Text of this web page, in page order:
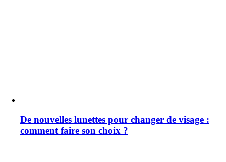
De nouvelles lunettes pour changer de visage :
comment faire son choix ?